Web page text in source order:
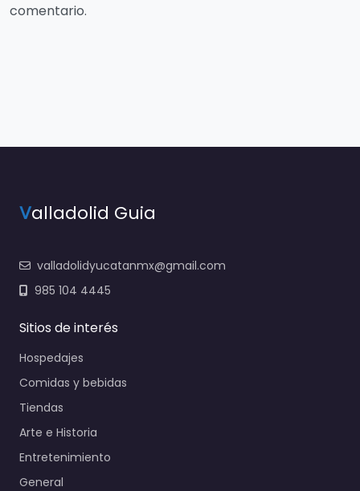
comentario.
Valladolid Guia
valladolidyucatanmx@gmail.com
985 104 4445
Sitios de interés
Hospedajes
Comidas y bebidas
Tiendas
Arte e Historia
Entretenimiento
General